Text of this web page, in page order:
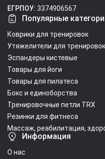
ЕГРПОУ: 3374906567
Популярные
Коврики для тренировок
Утяжелители для тренировок
Эспандеры кистевые
Товары для йоги
Товары для пилатеса
Бокс и единоборства
Тренировочные петли TRX
Резинки для фитнеса
Массаж, реабилитация,
Информация
О нас